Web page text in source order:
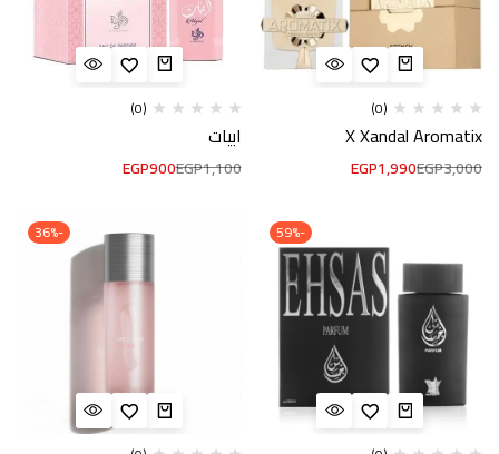
(0)
X Xandal Aromatix
EGP3,000
EGP1,990
(0)
ابيات
EGP1,100
EGP900
-59%
-36%